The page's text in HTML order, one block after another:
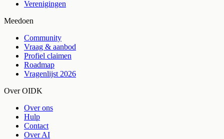
Verenigingen
Meedoen
Community
Vraag & aanbod
Profiel claimen
Roadmap
Vragenlijst 2026
Over OIDK
Over ons
Hulp
Contact
Over AI